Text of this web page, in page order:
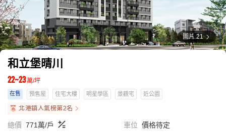
圖片 21
和立堡晴川
22~23萬/坪
在售 預售屋 住宅大樓 明星學區 景觀宅 近公園
北港鎮人氣榜第2名
總價 771萬/戶 車位 價格待定